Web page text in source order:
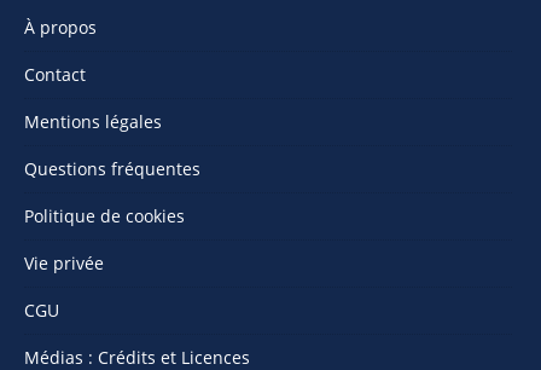
À propos
Contact
Mentions légales
Questions fréquentes
Politique de cookies
Vie privée
CGU
Médias : Crédits et Licences